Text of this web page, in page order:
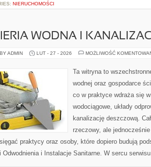
NIERUCHOMOŚCI
WODNA I
ADMIN LUT - 27 - 2026 MOŻLIWOŚĆ
Ta witryna to
wodnej oraz gospodarce
co w praktyce wdraża się
wodociągowe, układy
kanalizację deszczową.
rzeczowy, ale
praktycy oraz osoby, które dopiero budują
Odwodnienia i Instalacje Sanitarne. W sercu